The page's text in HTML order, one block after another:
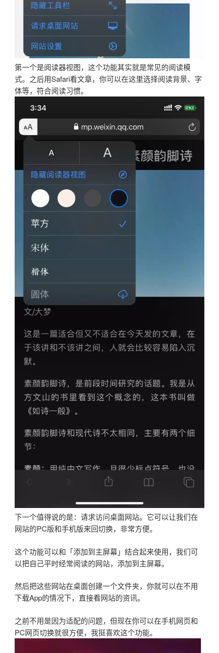
第一个是阅读器视图，这个功能其实就是常见的阅读模
式。之后用Safari看文章，你可以在这里选择阅读背景、字
体等，符合阅读习惯。
下一个值得说的是：请求访问桌面网站。它可以让我们在
网站的PC版和手机版来回切换，非常方便。
这个功能可以和「添加到主屏幕」结合起来使用，我们可
以把自己平时经常阅读的网站，添加到主屏幕。
然后把这些网站在桌面创建一个文件夹，你就可以在不用
下载App的情况下，直接看网站的资讯。
之前不用是因为适配的问题，但现在你可以在手机网页和
PC网页切换就很方便，我挺喜欢这个功能。